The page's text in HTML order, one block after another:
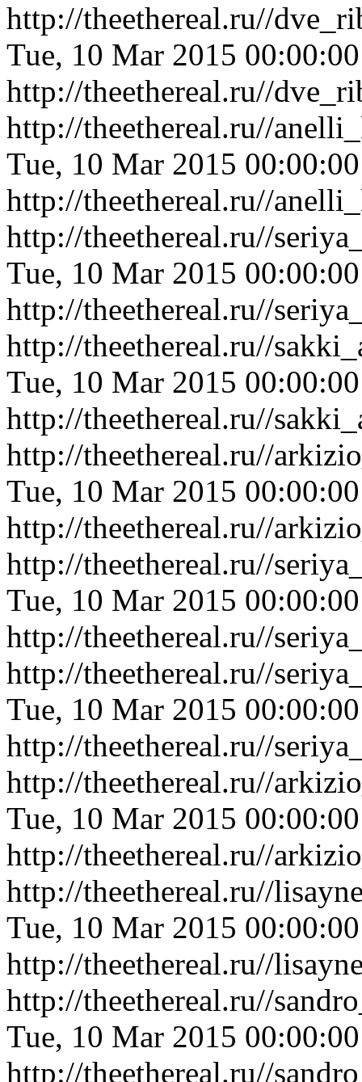
http://theethereal.ru//
Tue, 10 Mar 2015
http://theethereal.ru//
http://theethereal.ru//
Tue, 10 Mar 2015
http://theethereal.ru//
http://theethereal.ru//
Tue, 10 Mar 2015
http://theethereal.ru//
http://theethereal.ru//
Tue, 10 Mar 2015
http://theethereal.ru//
http://theethereal.ru//
Tue, 10 Mar 2015
http://theethereal.ru//
http://theethereal.ru//
Tue, 10 Mar 2015
http://theethereal.ru//
http://theethereal.ru//
Tue, 10 Mar 2015
http://theethereal.ru//
http://theethereal.ru//
Tue, 10 Mar 2015
http://theethereal.ru//
http://theethereal.ru//
Tue, 10 Mar 2015
http://theethereal.ru//
http://theethereal.ru//
Tue, 10 Mar 2015
http://theethereal.ru//